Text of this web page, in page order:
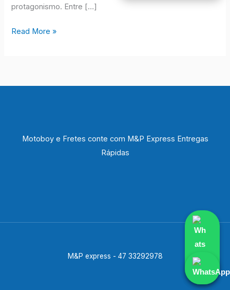
protagonismo. Entre […]
Read More »
Motoboy e Fretes conte com M&P Express Entregas
Rápidas
M&P express - 47 33292978